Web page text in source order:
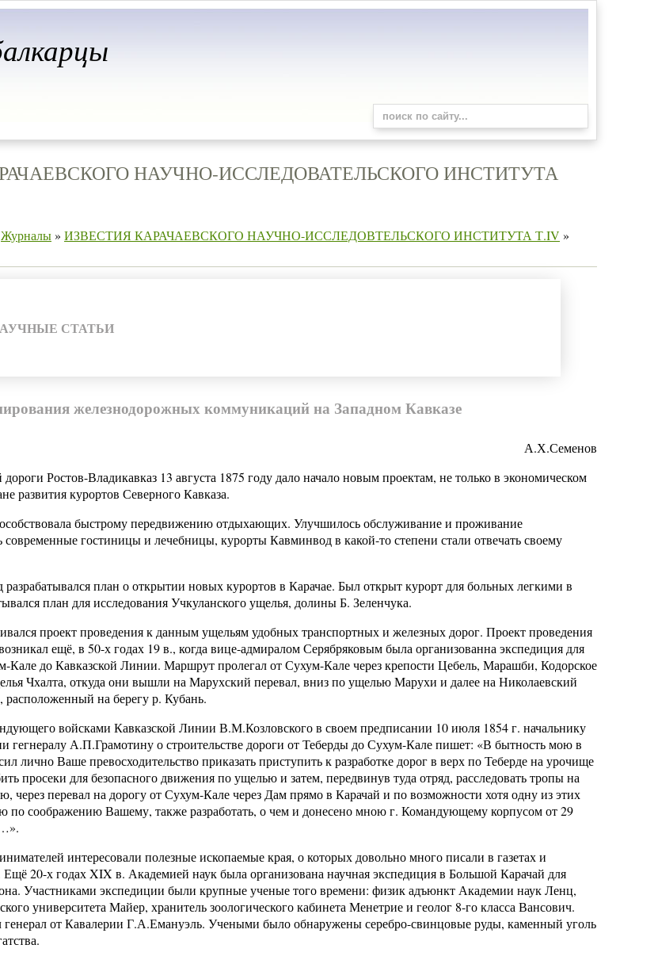
НАУЧНО-ИССЛЕДОВАТЕЛЬСКОГО ИНСТИТУТА
Журналы» ИЗВЕСТИЯ КАРАЧАЕВСКОГО НАУЧНО-ИССЛЕДОВТЕЛЬСКОГО ИНСТИТУТА Т.IV »
СТАТЬИ
железнодорожных коммуникаций на Западном Кавказе
А.Х.Семенов
Ростов-Владикавказ 13 августа 1875 году дало начало новым проектам, не только в экономическом
развития курортов Северного Кавказа.
быстрому передвижению отдыхающих. Улучшилось обслуживание и проживание
гостиницы и лечебницы, курорты Кавминвод в какой-то степени стали отвечать своему
план о открытии новых курортов в Карачае. Был открыт курорт для больных легкими в
план для исследования Учкуланского ущелья, долины Б. Зеленчука.
проект проведения к данным ущельям удобных транспортных и железных дорог. Проект проведения
ещё, в 50-х годах 19 в., когда вице-адмиралом Серябряковым была организованна экспедиция для
Кале до Кавказской Линии. Маршрут пролегал от Сухум-Кале через крепости Цебель, Марашби, Кодорское
Чхалта, откуда они вышли на Марухский перевал, вниз по ущелью Марухи и далее на Николаевский
расположенный на берегу р. Кубань.
войсками Кавказской Линии В.М.Козловского в своем предписании 10 июля 1854 г. начальнику
гегнералу А.П.Грамотину о строительстве дороги от Теберды до Сухум-Кале пишет: «В бытность мою в
лично Ваше превосходительство приказать приступить к разработке дорог в верх по Теберде на урочище
просеки для безопасного движения по ущелью и затем, передвинув туда отряд, расследовать тропы на
через перевал на дорогу от Сухум-Кале через Дам прямо в Карачай и по возможности хотя одну из этих
по соображению Вашему, также разработать, о чем и донесено мною г. Командующему корпусом от 29
интересовали полезные ископаемые края, о которых довольно много писали в газетах и
20-х годах XIX в. Академией наук была организована научная экспедиция в Большой Карачай для
Участниками экспедиции были крупные ученые того времени: физик адъюнкт Академии наук Ленц,
университета Майер, хранитель зоологического кабинета Менетрие и геолог 8-го класса Вансович.
генерал от Кавалерии Г.А.Емануэль. Учеными было обнаружены серебро-свинцовые руды, каменный уголь